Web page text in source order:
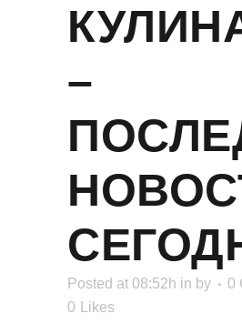
–
Posted at 08:52h in by
0
0
Likes